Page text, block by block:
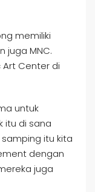
memiliki
juga MNC.
Center di
untuk
itu di sana
samping itu kita
dengan
juga